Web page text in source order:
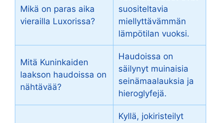
Mikä on paras aika
vierailla Luxorissa?
suositeltavia
miellyttävämmän
lämpötilan vuoksi.
Mitä Kuninkaiden
laakson haudoissa on
nähtävää?
Haudoissa on
säilynyt muinaisia
seinämaalauksia ja
hieroglyfejä.
Kyllä, jokiristeilyt